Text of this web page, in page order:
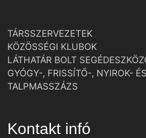
TÁRSSZERVEZETEK
KÖZÖSSÉGI KLUBOK
LÁTHATÁR BOLT
GYÓGY-, FRISSÍTŐ-, NYIROK- ÉS
TALPMASSZÁZS
Kontakt infó